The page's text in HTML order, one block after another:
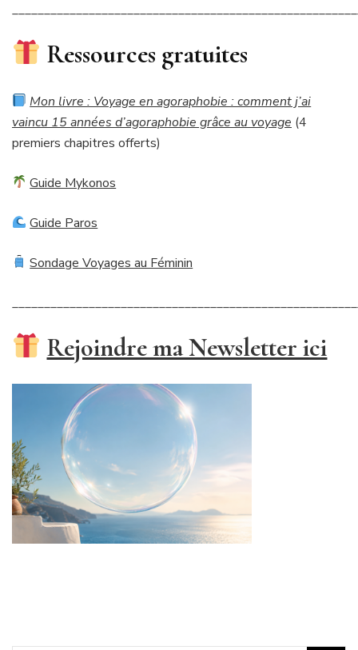
Ressources gratuites
Mon livre : Voyage en agoraphobie : comment j’ai
vaincu 15 années d’agoraphobie grâce au voyage (4
premiers chapitres offerts)
Guide Mykonos
Guide Paros
Sondage Voyages au Féminin
Rejoindre ma Newsletter ici